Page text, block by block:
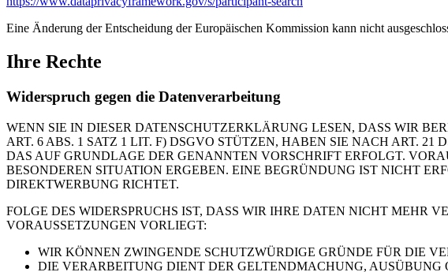
Eine Änderung der Entscheidung der Europäischen Kommission kann nicht
Ihre Rechte
Widerspruch gegen die Datenverarbeitung
WENN SIE IN DIESER DATENSCHUTZERKLÄRUNG LESEN, DASS WIR
ART. 6 ABS. 1 SATZ 1 LIT. F) DSGVO STÜTZEN, HABEN SIE NACH ART.
DAS AUF GRUNDLAGE DER GENANNTEN VORSCHRIFT ERFOLGT.
BESONDEREN SITUATION ERGEBEN. EINE BEGRÜNDUNG IST NICHT
DIREKTWERBUNG RICHTET.
FOLGE DES WIDERSPRUCHS IST, DASS WIR IHRE DATEN NICHT MEHR
VORAUSSETZUNGEN VORLIEGT:
WIR KÖNNEN ZWINGENDE SCHUTZWÜRDIGE GRÜNDE FÜR DIE
DIE VERARBEITUNG DIENT DER GELTENDMACHUNG, AUSÜBUNG